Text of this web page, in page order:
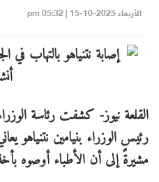
الأربعاء 2025-10-15 | 05:32 pm
القلعة نيوز- كشفت رئاسة
رئيس الوزراء بنيامين نتنياهو
مشيرةً إلى أن الأطباء أوصوه